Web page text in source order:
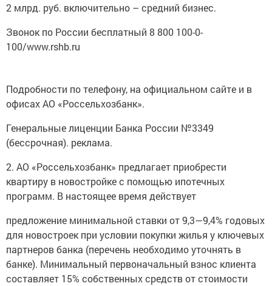
2 млрд. руб. включительно – средний бизнес.
Звонок по России бесплатный 8 800 100-0-
100/www.rshb.ru
Подробности по телефону, на официальном сайте и в
офисах АО «Россельхозбанк».
Генеральные лиценции Банка России №3349
(бессрочная). реклама.
2. АО «Россельхозбанк» предлагает приобрести
квартиру в новостройке с помощью ипотечных
программ. В настоящее время действует
предложение минимальной ставки от 9,3—9,4% годовых
для новостроек при условии покупки жилья у ключевых
партнеров банка (перечень необходимо уточнять в
банке). Минимальный первоначальный взнос клиента
составляет 15% собственных средств от стоимости